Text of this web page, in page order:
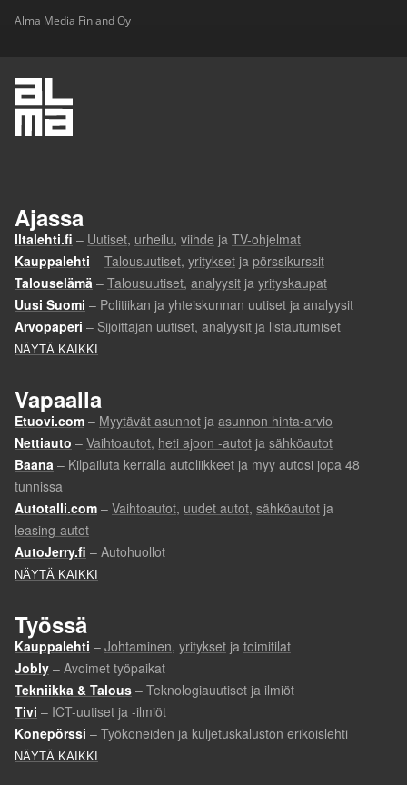
Alma Media Finland Oy